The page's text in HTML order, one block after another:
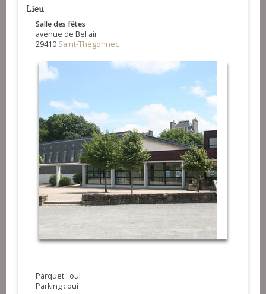
Lieu
Salle des fêtes
avenue de Bel air
29410 Saint-Thégonnec
Parquet : oui
Parking : oui